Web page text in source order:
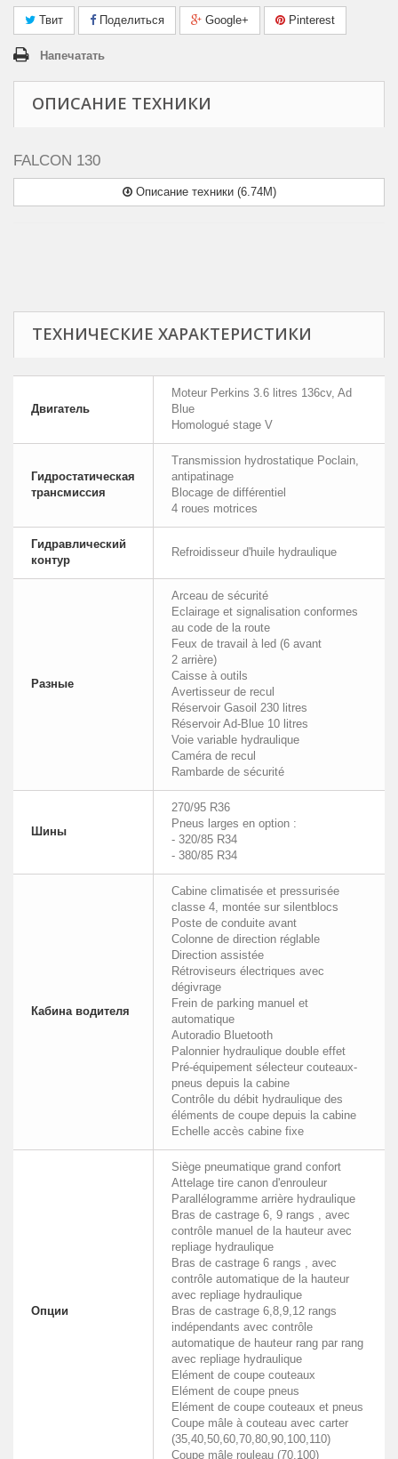
Твит Поделиться Google+ Pinterest
Напечатать
ОПИСАНИЕ ТЕХНИКИ
FALCON 130
Описание техники (6.74M)
ТЕХНИЧЕСКИЕ ХАРАКТЕРИСТИКИ
Двигатель
Moteur Perkins 3.6 litres 136cv, Ad
Blue
Homologué stage V
Гидростатическая
трансмиссия
Transmission hydrostatique Poclain,
antipatinage
Blocage de différentiel
4 roues motrices
Гидравлический
контур
Refroidisseur d'huile hydraulique
Разные
Arceau de sécurité
Eclairage et signalisation conformes
au code de la route
Feux de travail à led (6 avant
2 arrière)
Caisse à outils
Avertisseur de recul
Réservoir Gasoil 230 litres
Réservoir Ad-Blue 10 litres
Voie variable hydraulique
Caméra de recul
Rambarde de sécurité
Шины
270/95 R36
Pneus larges en option :
- 320/85 R34
- 380/85 R34
Кабина водителя
Cabine climatisée et pressurisée
classe 4, montée sur silentblocs
Poste de conduite avant
Colonne de direction réglable
Direction assistée
Rétroviseurs électriques avec
dégivrage
Frein de parking manuel et
automatique
Autoradio Bluetooth
Palonnier hydraulique double effet
Pré-équipement sélecteur couteaux-
pneus depuis la cabine
Contrôle du débit hydraulique des
éléments de coupe depuis la cabine
Echelle accès cabine fixe
Опции
Siège pneumatique grand confort
Attelage tire canon d'enrouleur
Parallélogramme arrière hydraulique
Bras de castrage 6, 9 rangs , avec
contrôle manuel de la hauteur avec
repliage hydraulique
Bras de castrage 6 rangs , avec
contrôle automatique de la hauteur
avec repliage hydraulique
Bras de castrage 6,8,9,12 rangs
indépendants avec contrôle
automatique de hauteur rang par rang
avec repliage hydraulique
Elément de coupe couteaux
Elément de coupe pneus
Elément de coupe couteaux et pneus
Coupe mâle à couteau avec carter
(35,40,50,60,70,80,90,100,110)
Coupe mâle rouleau (70,100)